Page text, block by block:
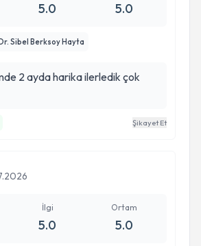
5.0 5.0
Sibel Berksoy Hayta
2 ayda harika ilerledik çok
Şikayet Et
İlgi
5.0
Ortam
5.0